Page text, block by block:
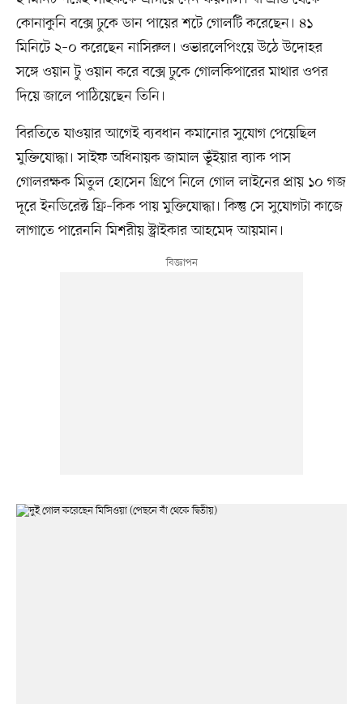
কোনাকুনি বক্সে ঢুকে ডান পায়ের শটে গোলটি করেছেন। ৪১
মিনিটে ২–০ করেছেন নাসিরুল। ওভারলেপিংয়ে উঠে উদোহর
সঙ্গে ওয়ান টু ওয়ান করে বক্সে ঢুকে গোলকিপারের মাথার ওপর
দিয়ে জালে পাঠিয়েছেন তিনি।
বিরতিতে যাওয়ার আগেই ব্যবধান কমানোর সুযোগ পেয়েছিল
মুক্তিযোদ্ধা। সাইফ অধিনায়ক জামাল ভূঁইয়ার ব্যাক পাস
গোলরক্ষক মিতুল হোসেন গ্রিপে নিলে গোল লাইনের প্রায় ১০ গজ
দূরে ইনডিরেক্ট ফ্রি–কিক পায় মুক্তিযোদ্ধা। কিন্তু সে সুযোগটা কাজে
লাগাতে পারেননি মিশরীয় স্ট্রাইকার আহমেদ আয়মান।